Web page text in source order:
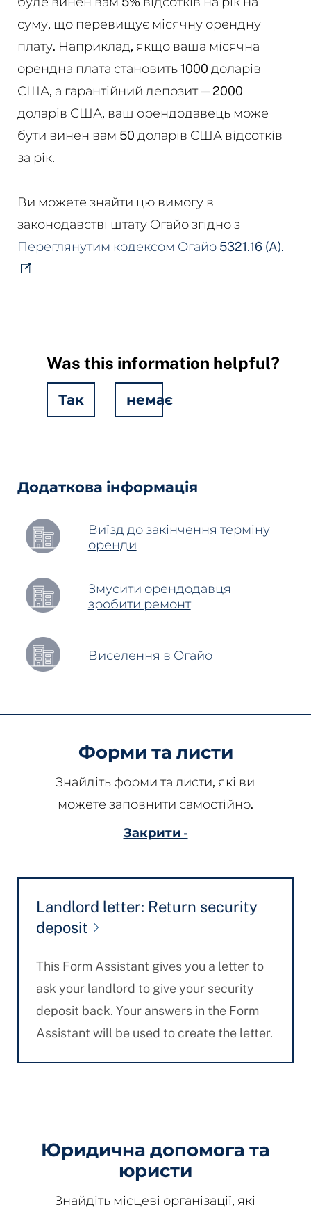
суму, що перевищує місячну орендну
плату. Наприклад, якщо ваша місячна
орендна плата становить 1000 доларів
США, а гарантійний депозит — 2000
доларів США, ваш орендодавець може
бути винен вам 50 доларів США відсотків
за рік.
Ви можете знайти цю вимогу в
законодавстві штату Огайо згідно з
Переглянутим кодексом Огайо 5321.16 (A).
Was this information helpful?
Так немає
Додаткова інформація
Виїзд до закінчення терміну
оренди
Змусити орендодавця
зробити ремонт
Виселення в Огайо
Форми та листи
Знайдіть форми та листи, які ви
можете заповнити самостійно.
Закрити -
Landlord letter: Return security
deposit
This Form Assistant gives you a letter to
ask your landlord to give your security
deposit back. Your answers in the Form
Assistant will be used to create the letter.
Юридична допомога та
юристи
Знайдіть місцеві організації, які